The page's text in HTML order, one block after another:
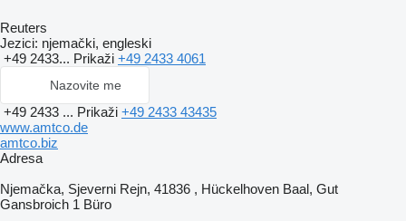
Reuters
Jezici: njemački, engleski
+49 2433... Prikaži +49 2433 4061
Nazovite me
+49 2433 ... Prikaži +49 2433 43435
www.amtco.de
amtco.biz
Adresa
Njemačka, Sjeverni Rejn, 41836 , Hückelhoven Baal, Gut
Gansbroich 1 Büro